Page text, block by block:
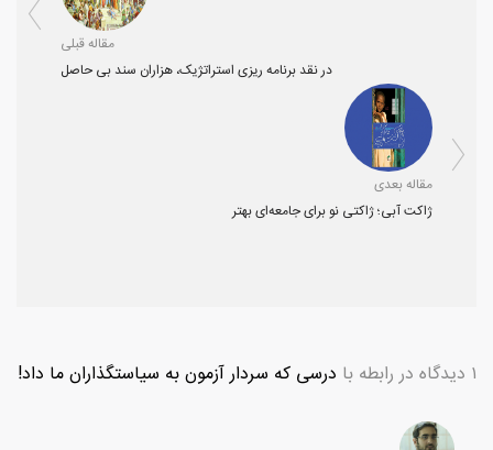
مقاله قبلی
در نقد برنامه ریزی استراتژیک، هزاران سند بی حاصل
مقاله بعدی
ژاکت آبی؛ ژاکتی نو برای جامعه‌ای بهتر
۱ دیدگاه در رابطه با درسی که سردار آزمون به سیاستگذاران ما داد!